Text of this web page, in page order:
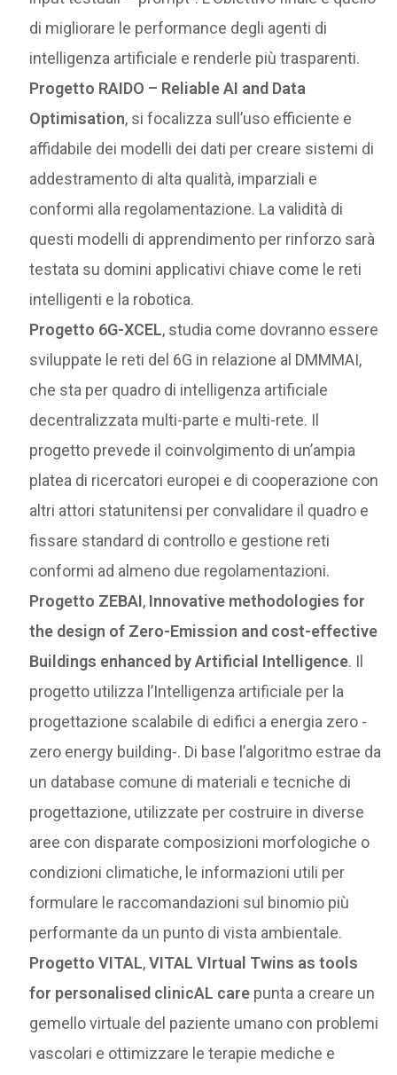
di migliorare le performance degli agenti di
intelligenza artificiale e renderle più trasparenti.
Progetto RAIDO – Reliable AI and Data
Optimisation, si focalizza sull’uso efficiente e
affidabile dei modelli dei dati per creare sistemi di
addestramento di alta qualità, imparziali e
conformi alla regolamentazione. La validità di
questi modelli di apprendimento per rinforzo sarà
testata su domini applicativi chiave come le reti
intelligenti e la robotica.
Progetto 6G-XCEL, studia come dovranno essere
sviluppate le reti del 6G in relazione al DMMMAI,
che sta per quadro di intelligenza artificiale
decentralizzata multi-parte e multi-rete. Il
progetto prevede il coinvolgimento di un’ampia
platea di ricercatori europei e di cooperazione con
altri attori statunitensi per convalidare il quadro e
fissare standard di controllo e gestione reti
conformi ad almeno due regolamentazioni.
Progetto ZEBAI, Innovative methodologies for
the design of Zero-Emission and cost-effective
Buildings enhanced by Artificial Intelligence. Il
progetto utilizza l’Intelligenza artificiale per la
progettazione scalabile di edifici a energia zero -
zero energy building-. Di base l’algoritmo estrae da
un database comune di materiali e tecniche di
progettazione, utilizzate per costruire in diverse
aree con disparate composizioni morfologiche o
condizioni climatiche, le informazioni utili per
formulare le raccomandazioni sul binomio più
performante da un punto di vista ambientale.
Progetto VITAL,VITAL VIrtual Twins as tools
for personalised clinicAL care punta a creare un
gemello virtuale del paziente umano con problemi
vascolari e ottimizzare le terapie mediche e